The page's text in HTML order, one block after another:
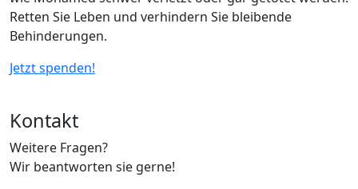
Retten Sie Leben und verhindern Sie bleibende
Behinderungen.
Jetzt spenden!
Kontakt
Weitere Fragen?
Wir beantworten sie gerne!